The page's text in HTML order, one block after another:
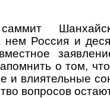
Россия и
о том,
и влиятельные
вопросов